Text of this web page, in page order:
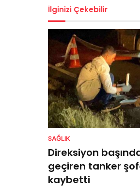
İlginizi Çekebilir
SAĞLIK
Direksiyon
geçiren tanker
kaybetti